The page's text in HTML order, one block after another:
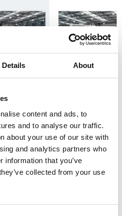
Details About
content and ads, to
and to analyse our traffic.
about your use of our site with
and analytics partners who
information that you’ve
collected from your use
Pneumatic
med
prestanda.